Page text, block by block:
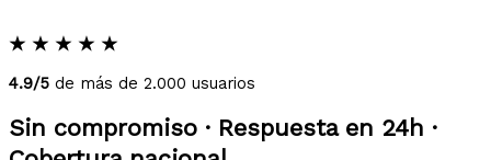
★ ★ ★ ★ ★
4.9/5 de más de 2.000 usuarios
Sin compromiso · Respuesta en 24h ·